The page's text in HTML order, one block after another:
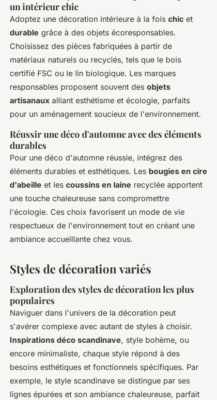
un intérieur chic
Adoptez une décoration intérieure à la fois chic et
durable grâce à des objets écoresponsables.
Choisissez des pièces fabriquées à partir de
matériaux naturels ou recyclés, tels que le bois
certifié FSC ou le lin biologique. Les marques
responsables proposent souvent des objets
artisanaux alliant esthétisme et écologie, parfaits
pour un aménagement soucieux de l'environnement.
Réussir une déco d'automne avec des éléments
durables
Pour une déco d'automne réussie, intégrez des
éléments durables et esthétiques. Les bougies en cire
d'abeille et les coussins en laine recyclée apportent
une touche chaleureuse sans compromettre
l'écologie. Ces choix favorisent un mode de vie
respectueux de l'environnement tout en créant une
ambiance accueillante chez vous.
Styles de décoration variés
Exploration des styles de décoration les plus
populaires
Naviguer dans l'univers de la décoration peut
s'avérer complexe avec autant de styles à choisir.
Inspirations déco scandinave, style bohème, ou
encore minimaliste, chaque style répond à des
besoins esthétiques et fonctionnels spécifiques. Par
exemple, le style scandinave se distingue par ses
lignes épurées et son ambiance chaleureuse, parfait